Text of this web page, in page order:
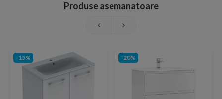
Produse asemanatoare
-15% -20%